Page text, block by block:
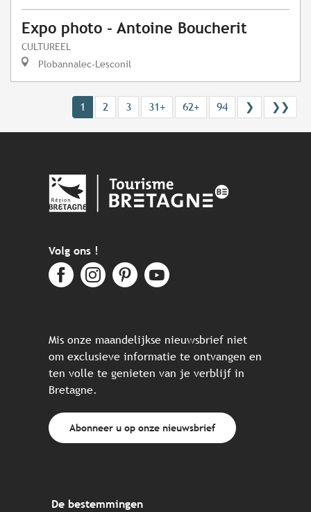
Expo photo - Antoine Boucherit
CULTUREEL
Plobannalec-Lesconil
1 2 3 31+ 62+ 94 ❯ ❯❯
Volg ons !
Mis onze maandelijkse nieuwsbrief niet
om exclusieve informatie te ontvangen en
ten volle te genieten van je verblijf in
Bretagne.
Abonneer u op onze nieuwsbrief
De bestemmingen